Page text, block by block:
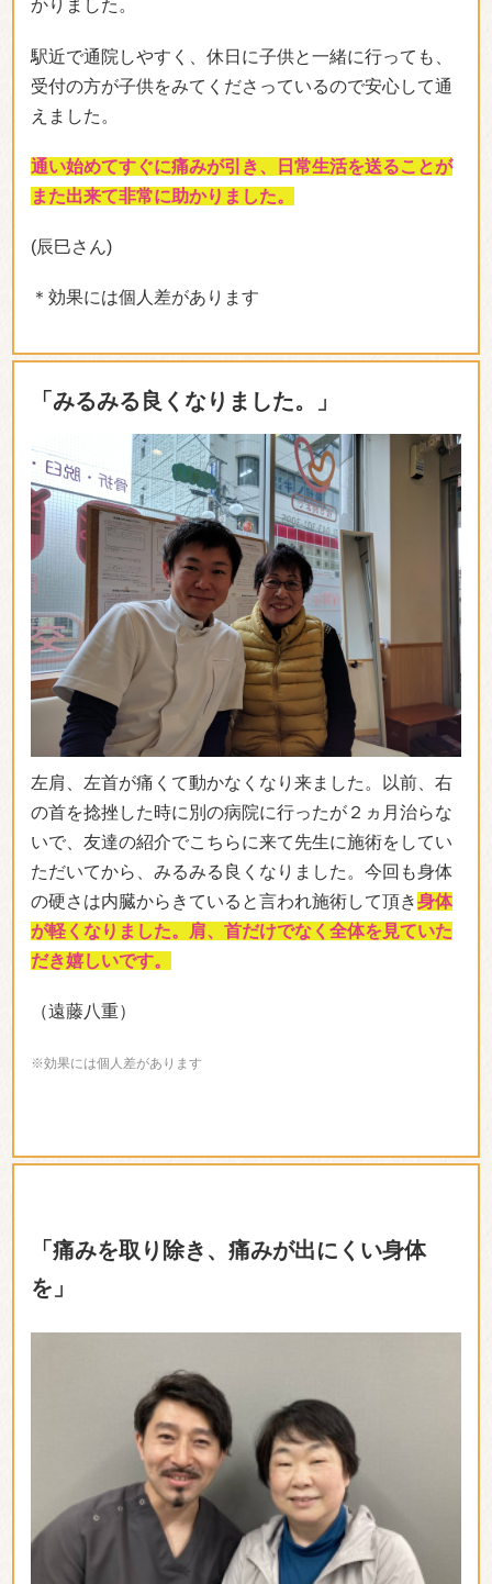
い来院しました」
頭痛や肩こりが起こりやすくなったので、HPを見て駅
から近く、スタッフの感じも良かったので何か良い方
法はないかと思いこちらを選びました。1回目でもス
ッキリ感あり、回数を重ねるごとに先生の的確なアド
バイスや施術で姿勢も良くなり仕事のやる気も増して
きました。ありがとうございます。
*効果には個人差があります
「非常に助かりました」
で鍼灸より手技メインの治療院さんを探して当院にか
かりました。
駅近で通院しやすく、休日に子供と一緒に行っても、
受付の方が子供をみてくださっているので安心して通
えました。
通い始めてすぐに痛みが引き、日常生活を送ることが